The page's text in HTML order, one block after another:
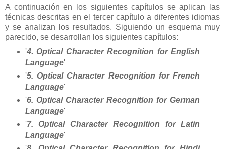
A continuación en los siguientes capítulos se aplican las
técnicas descritas en el tercer capítulo a diferentes idiomas
y se analizan los resultados. Siguiendo un esquema muy
parecido, se desarrollan los siguientes capítulos:
'4. Optical Character Recognition for English
Language'
'5. Optical Character Recognition for French
Language'
'6. Optical Character Recognition for German
Language'
'7. Optical Character Recognition for Latin
Language'